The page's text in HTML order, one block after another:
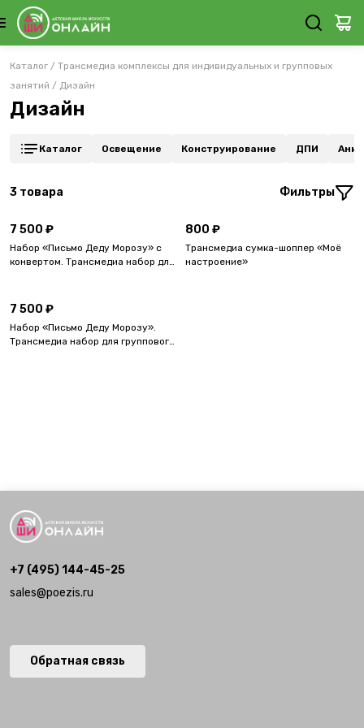
Каталог / Трансмедиа комплексы для индивидуальных и групповых
занятий / Дизайн
Дизайн
Каталог Освещение Конструирование ДПИ
3 товара Фильтры
7 500 ₽
Набор «Письмо Деду Морозу» с
конвертом. Трансмедиа набор для
800 ₽
Трансмедиа сумка-шоппер «Моё
настроение»
7 500 ₽
Набор «Письмо Деду Морозу».
Трансмедиа набор для группового
+7 (495) 144-45-25
sales@poezis.ru
Обратная связь